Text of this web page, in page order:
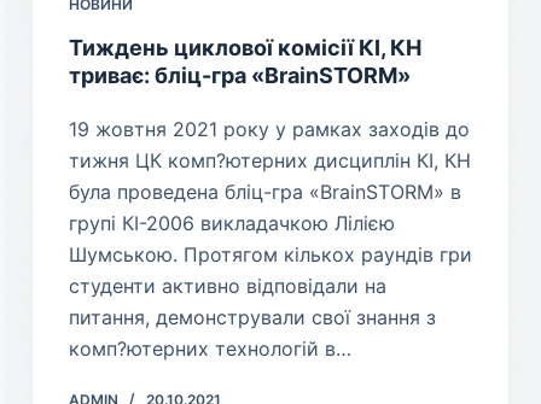
НОВИНИ
Тиждень циклової комісії КІ, КН
триває: бліц-гра «BrainSTORM»
19 жовтня 2021 року у рамках заходів до
тижня ЦК комп?ютерних дисциплін КІ, КН
була проведена бліц-гра «BrainSTORM» в
групі КІ-2006 викладачкою Лілією
Шумською. Протягом кількох раундів гри
студенти активно відповідали на
питання, демонстрували свої знання з
комп?ютерних технологій в…
ADMIN 20.10.2021